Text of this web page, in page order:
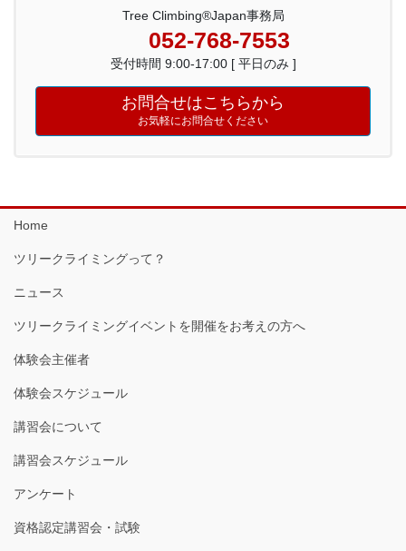
Tree Climbing®Japan事務局
052-768-7553
受付時間 9:00-17:00 [ 平日のみ ]
お問合せはこちらから
お気軽にお問合せください
Home
ツリークライミングって？
ニュース
ツリークライミングイベントを開催をお考えの方へ
体験会主催者
体験会スケジュール
講習会について
講習会スケジュール
アンケート
資格認定講習会・試験